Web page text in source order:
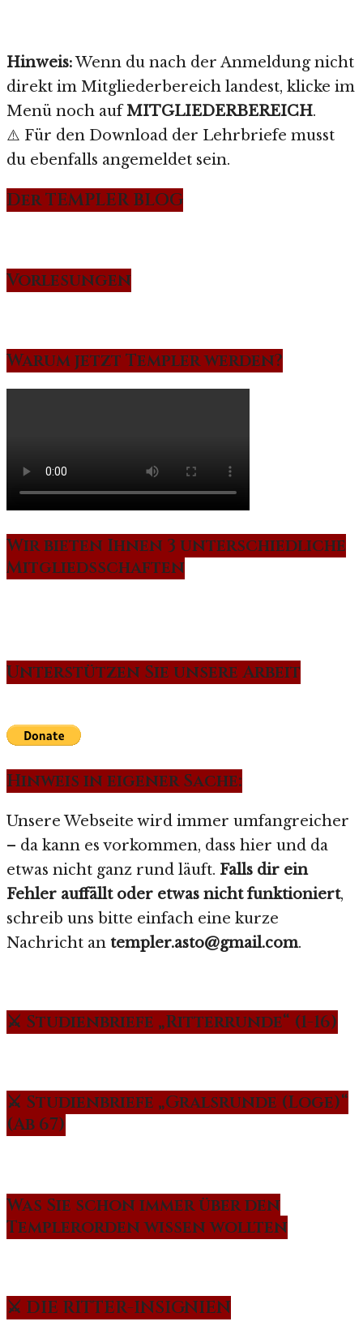
Hinweis:Wenn du nach der Anmeldung nicht
direkt im Mitgliederbereich landest, klicke im
Menü noch aufMITGLIEDERBEREICH.
⚠️ Für den Download der Lehrbriefe musst
du ebenfalls angemeldet sein.
Der TEMPLER BLOG
Vorlesungen
Warum jetzt Templer werden?
Wir bieten Ihnen 3 unterschiedliche
Mitgliedsschaften
Unterstützen Sie unsere Arbeit
Hinweis in eigener Sache:
Unsere Webseite wird immer umfangreicher
– da kann es vorkommen, dass hier und da
etwas nicht ganz rund läuft. Falls dir ein
Fehler auffällt oder etwas nicht funktioniert,
schreib uns bitte einfach eine kurze
Nachricht an templer.asto@gmail.com.
⚔️ Studienbriefe „Ritterrunde“ (1-16)
⚔️ Studienbriefe „Gralsrunde (Loge)“
(Ab 67)
Was Sie schon immer über den
Templerorden wissen wollten
⚔️ DIE RITTER-INSIGNIEN